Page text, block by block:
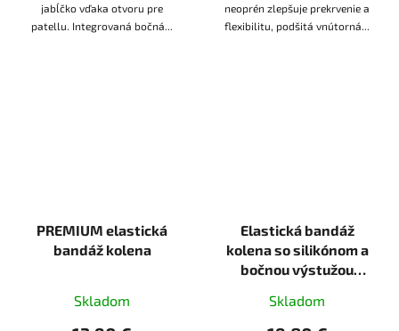
jabĺčko vďaka otvoru pre
patellu. Integrovaná bočná...
neoprén zlepšuje prekrvenie a
flexibilitu, podšitá vnútorná...
PREMIUM elastická
bandáž kolena
Skladom
Elastická bandáž
kolena so silikónom a
bočnou výstužou
Skladom